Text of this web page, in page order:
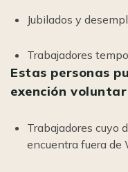
Jubilados y
Trabajadores
Estas personas
exención
Trabajadores cuyo
encuentra fuera de